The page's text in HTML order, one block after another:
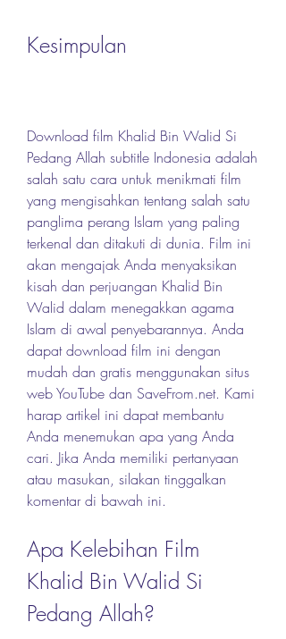
Kesimpulan
Download film Khalid Bin Walid Si
Pedang Allah subtitle Indonesia adalah
salah satu cara untuk menikmati film
yang mengisahkan tentang salah satu
panglima perang Islam yang paling
terkenal dan ditakuti di dunia. Film ini
akan mengajak Anda menyaksikan
kisah dan perjuangan Khalid Bin
Walid dalam menegakkan agama
Islam di awal penyebarannya. Anda
dapat download film ini dengan
mudah dan gratis menggunakan situs
web YouTube dan SaveFrom.net. Kami
harap artikel ini dapat membantu
Anda menemukan apa yang Anda
cari. Jika Anda memiliki pertanyaan
atau masukan, silakan tinggalkan
komentar di bawah ini.
Apa Kelebihan Film
Khalid Bin Walid Si
Pedang Allah?